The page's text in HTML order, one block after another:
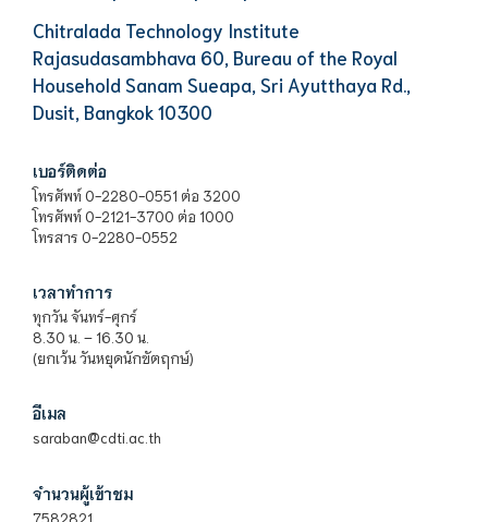
Chitralada Technology Institute
Rajasudasambhava 60, Bureau of the Royal
Household Sanam Sueapa, Sri Ayutthaya Rd.,
Dusit, Bangkok 10300
เบอร์ติดต่อ
โทรศัพท์ 0-2280-0551 ต่อ 3200
โทรศัพท์ 0-2121-3700 ต่อ 1000
โทรสาร 0-2280-0552
เวลาทำการ
ทุกวัน จันทร์-ศุกร์
8.30 น. – 16.30 น.
(ยกเว้น วันหยุดนักขัตฤกษ์)
อีเมล
saraban@cdti.ac.th
จำนวนผู้เข้าชม
7582821